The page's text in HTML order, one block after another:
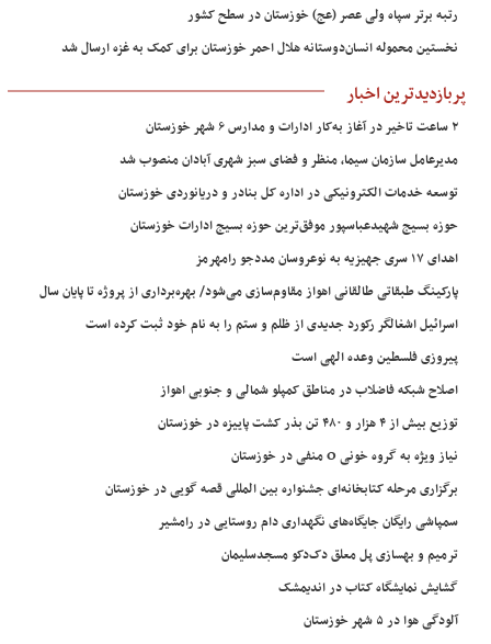
رتبه برتر سپاه ولی عصر (عج) خوزستان در سطح کشور
نخستین محموله انسان‌دوستانه هلال احمر خوزستان برای کمک به غزه ارسال شد
پربازدیدترین اخبار
۲ ساعت تاخیر در آغاز به‌کار ادارات و مدارس ۶ شهر خوزستان
مدیرعامل سازمان سیما، منظر و فضای سبز شهری آبادان منصوب شد
توسعه خدمات الکترونیکی در اداره کل بنادر و دریانوردی خوزستان
حوزه بسیج شهیدعباسپور موفق‌ترین حوزه بسیج ادارات خوزستان
اهدای ۱۷ سری جهیزیه به نوعروسان مددجو رامهرمز
پارکینگ طبقاتی طالقانی اهواز مقاوم‌سازی می‌شود/ بهره‌برداری از پروژه تا پایان سال
اسرائیل اشغالگر رکورد جدیدی از ظلم و ستم را به نام خود ثبت کرده است
پیروزی فلسطین وعده الهی است
اصلاح شبکه فاضلاب در مناطق کمپلو شمالی و جنوبی اهواز
توزیع بیش از ۴ هزار و ۴۸۰ تن بذر کشت پاییزه در خوزستان
نیاز ویژه به گروه خونی O منفی در خوزستان
برگزاری مرحله کتابخانه‌ای جشنواره بین المللی قصه گویی در خوزستان
سمپاشی رایگان جایگاه‌های نگهداری دام روستایی در رامشیر
ترمیم و بهسازی پل معلق دک‌دکو مسجدسلیمان
گشایش نمایشگاه کتاب در اندیمشک
آلودگی هوا در ۵ شهر خوزستان